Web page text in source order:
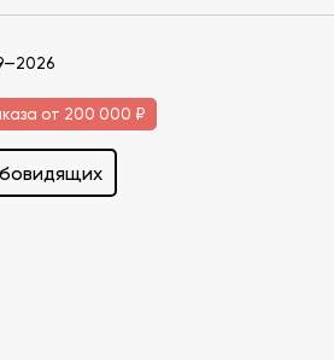
от 200 000 ₽